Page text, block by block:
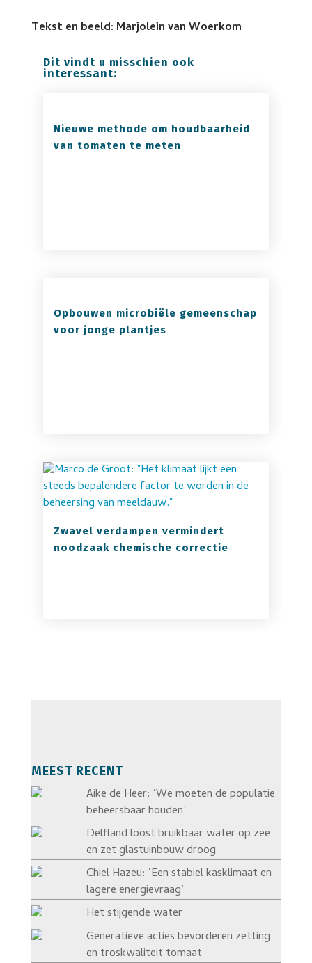
Tekst en beeld: Marjolein van Woerkom
Dit vindt u misschien ook
interessant:
Nieuwe methode om houdbaarheid
van tomaten te meten
Opbouwen microbiële gemeenschap
voor jonge plantjes
Zwavel verdampen vermindert
noodzaak chemische correctie
MEEST RECENT
Aike de Heer: ‘We moeten de populatie
beheersbaar houden’
Delfland loost bruikbaar water op zee
en zet glastuinbouw droog
Chiel Hazeu: ‘Een stabiel kasklimaat en
lagere energievraag’
Het stijgende water
Generatieve acties bevorderen zetting
en troskwaliteit tomaat